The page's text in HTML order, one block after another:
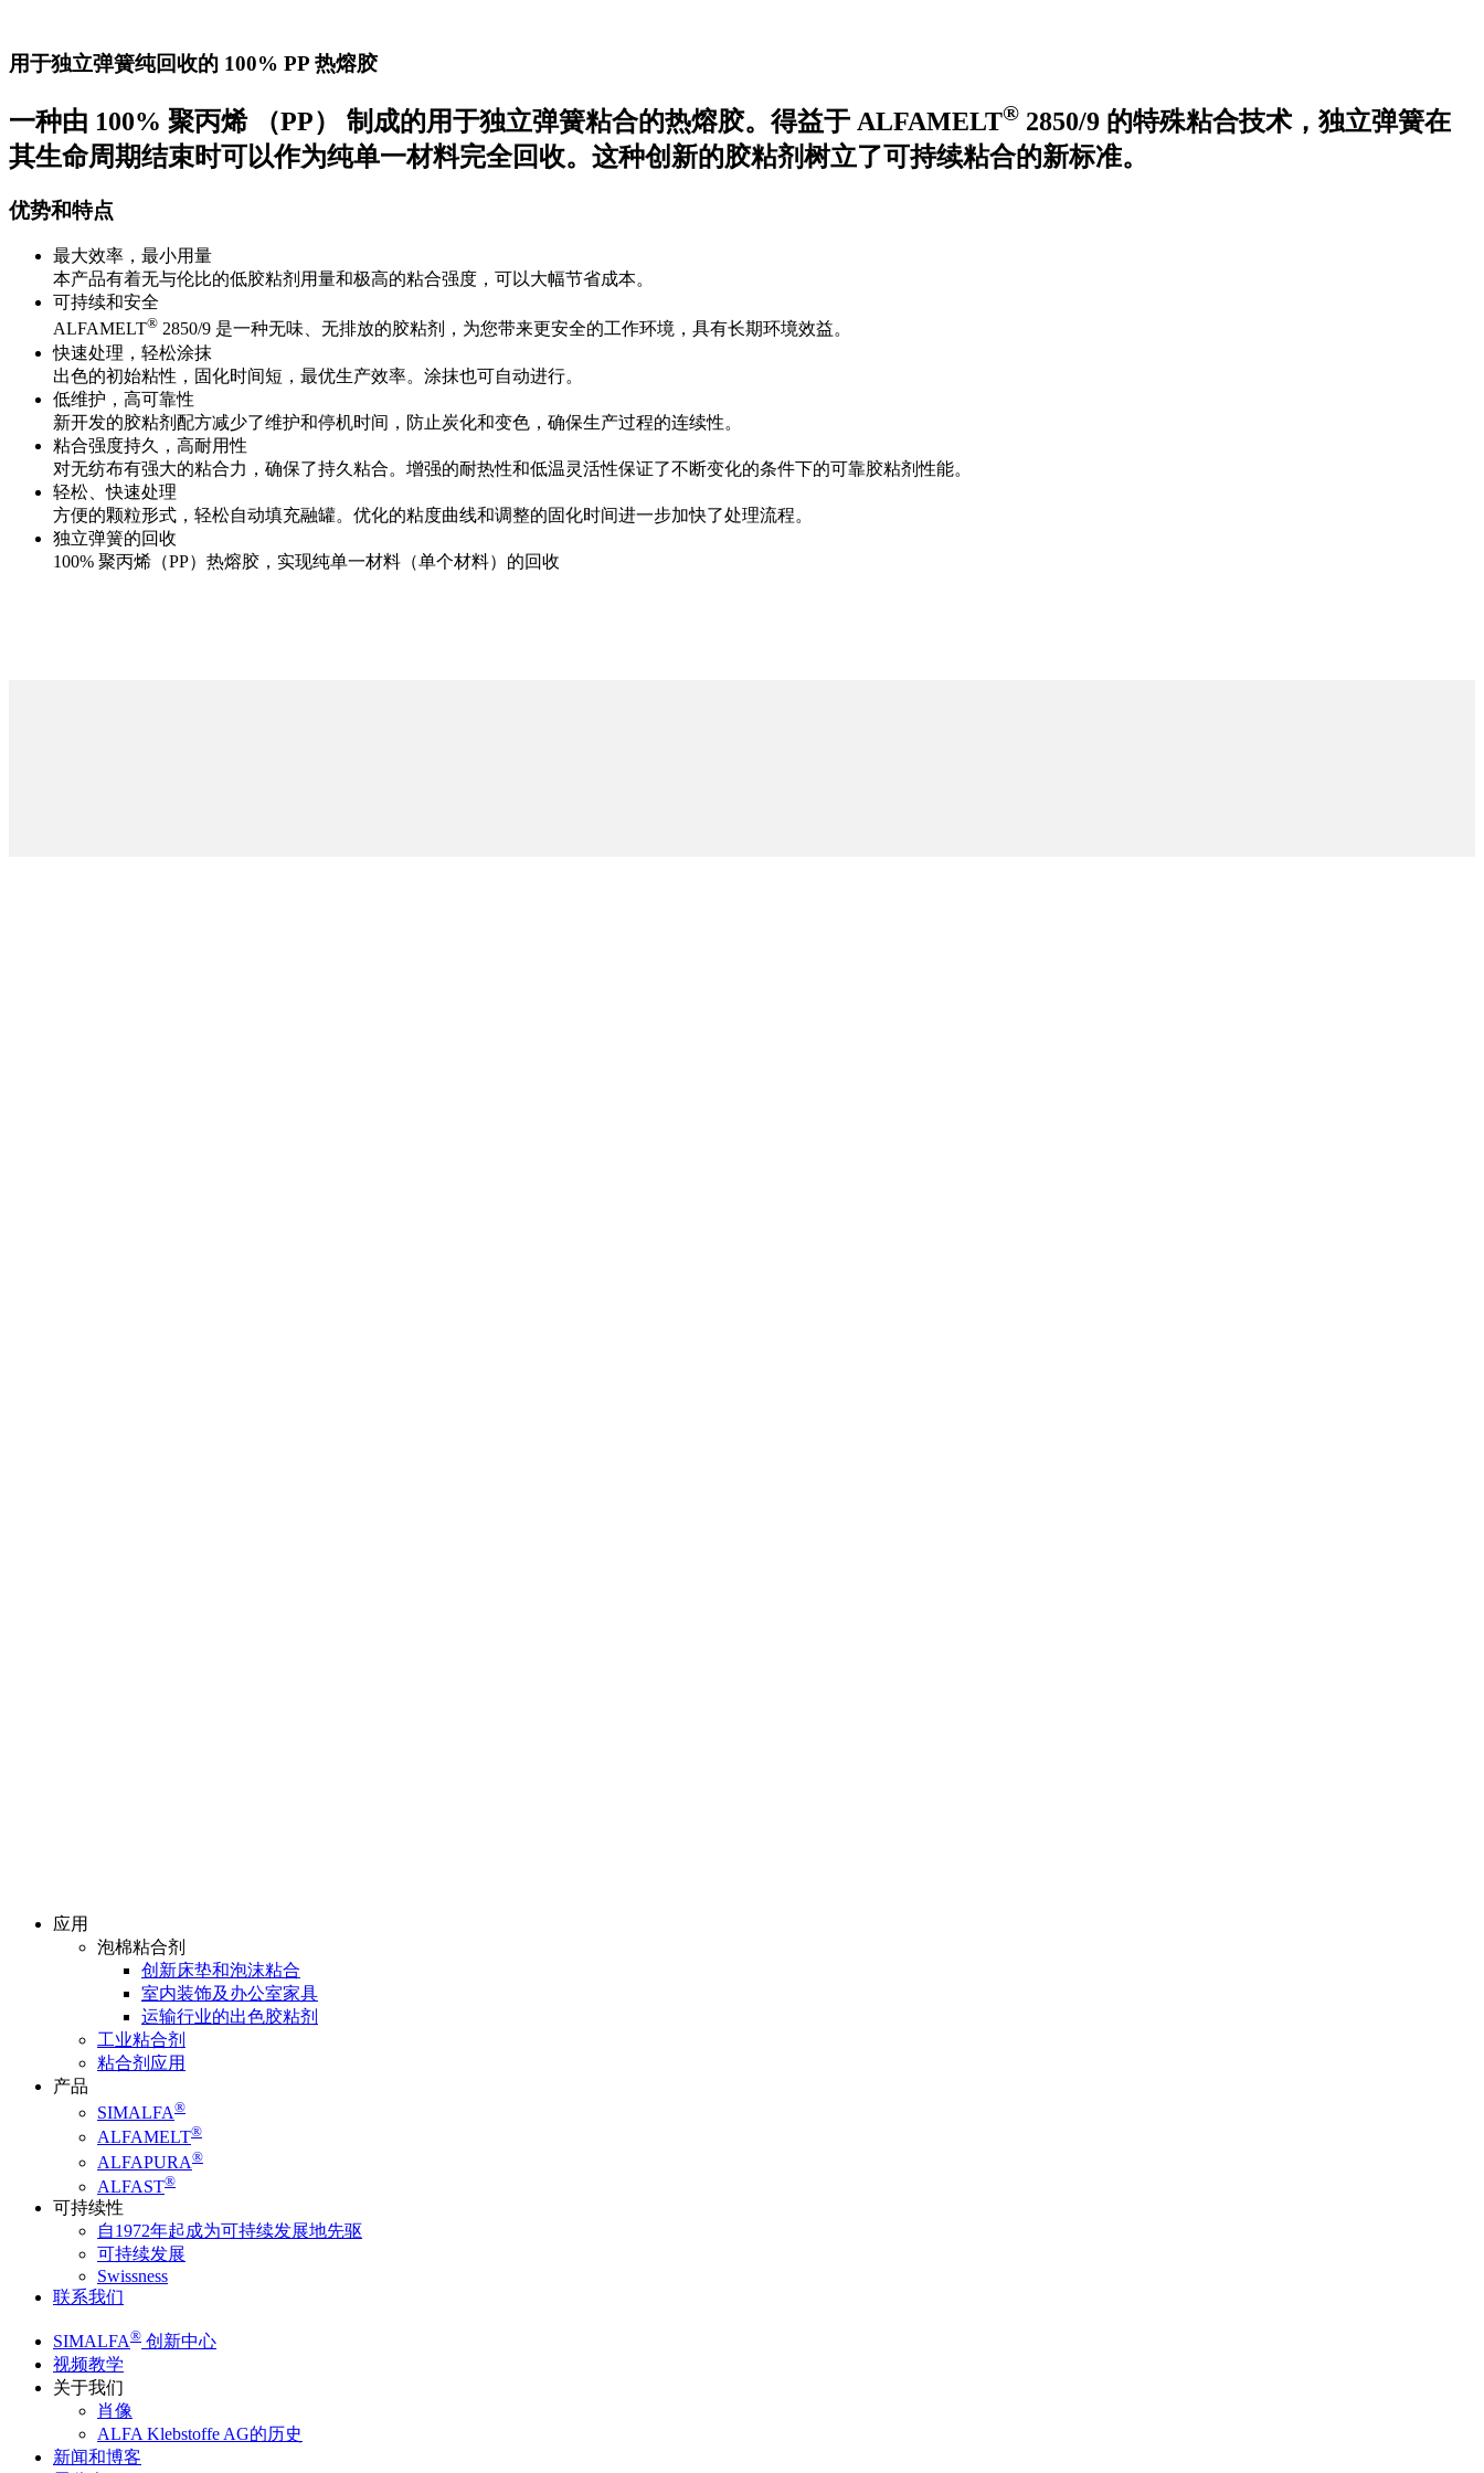
用于独立弹簧纯回收的 100% PP 热熔胶
一种由 100% 聚丙烯 （PP） 制成的用于独立弹簧粘合的热熔胶。得益于 ALFAMELT® 2850/9 的特殊粘合技术，独立弹簧在
其生命周期结束时可以作为纯单一材料完全回收。这种创新的胶粘剂树立了可持续粘合的新标准。
优势和特点
最大效率，最小用量
本产品有着无与伦比的低胶粘剂用量和极高的粘合强度，可以大幅节省成本。
可持续和安全
ALFAMELT® 2850/9 是一种无味、无排放的胶粘剂，为您带来更安全的工作环境，具有长期环境效益。
快速处理，轻松涂抹
出色的初始粘性，固化时间短，最优生产效率。涂抹也可自动进行。
低维护，高可靠性
新开发的胶粘剂配方减少了维护和停机时间，防止炭化和变色，确保生产过程的连续性。
粘合强度持久，高耐用性
对无纺布有强大的粘合力，确保了持久粘合。增强的耐热性和低温灵活性保证了不断变化的条件下的可靠胶粘剂性能。
轻松、快速处理
方便的颗粒形式，轻松自动填充融罐。优化的粘度曲线和调整的固化时间进一步加快了处理流程。
独立弹簧的回收
100% 聚丙烯（PP）热熔胶，实现纯单一材料（单个材料）的回收
应用
泡棉粘合剂
创新床垫和泡沫粘合
室内装饰及办公室家具
运输行业的出色胶粘剂
工业粘合剂
粘合剂应用
产品
SIMALFA®
ALFAMELT®
ALFAPURA®
ALFAST®
可持续性
自1972年起成为可持续发展地先驱
可持续发展
Swissness
联系我们
SIMALFA® 创新中心
视频教学
关于我们
肖像
ALFA Klebstoffe AG的历史
新闻和博客